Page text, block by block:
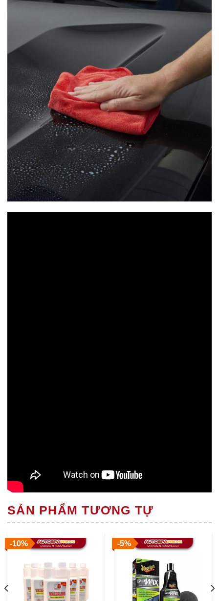
SẢN PHẨM TƯƠNG TỰ
-10% -5%